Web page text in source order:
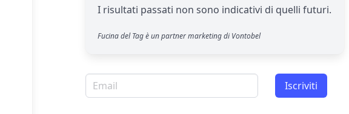
I risultati passati non sono indicativi di quelli futuri.
Fucina del Tag è un partner marketing di Vontobel
Email per newsletter Iscriviti